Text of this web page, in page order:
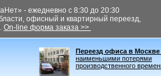
- ежедневно с 8:30 до 20:30
офисный и квартирный переезд,
On-line форма заказа >>
Переезд офиса в Москве
наименьшими потерями
производственного